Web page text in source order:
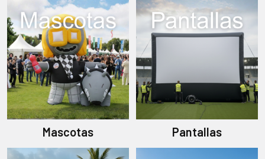
Mascotas Pantallas